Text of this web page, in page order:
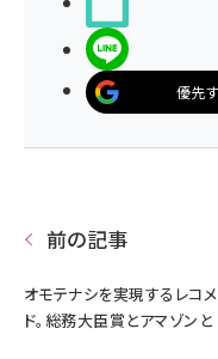
優先
前の記事
オモテナシを実現するレコ
ド。総務大臣賞とアマゾンと